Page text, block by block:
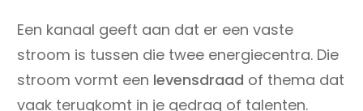
Een kanaal geeft aan dat er een vaste
stroom is tussen die twee energiecentra. Die
stroom vormt een levensdraad of thema dat
vaak terugkomt in je gedrag of talenten.